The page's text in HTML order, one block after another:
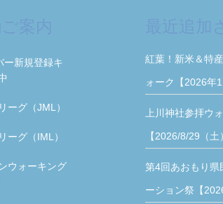
ー新規登録キ
ーグ（JML）
ーグ（IML）
ウォーキング
紅葉！新米＆特
ォーク【2026年
上川神社参拝ウ
【2026/8/29（土
第4回あおもり県
ーション祭【